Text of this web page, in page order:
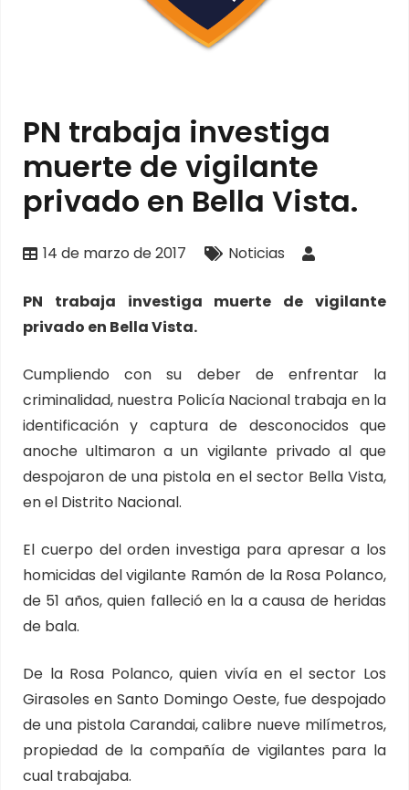
PN trabaja investiga
muerte de vigilante
privado en Bella Vista.
14 de marzo de 2017 Noticias
PN trabaja investiga muerte de vigilante
privado en Bella Vista.
Cumpliendo con su deber de enfrentar la
criminalidad, nuestra Policía Nacional trabaja en la
identificación y captura de desconocidos que
anoche ultimaron a un vigilante privado al que
despojaron de una pistola en el sector Bella Vista,
en el Distrito Nacional.
El cuerpo del orden investiga para apresar a los
homicidas del vigilante Ramón de la Rosa Polanco,
de 51 años, quien falleció en la a causa de heridas
de bala.
De la Rosa Polanco, quien vivía en el sector Los
Girasoles en Santo Domingo Oeste, fue despojado
de una pistola Carandai, calibre nueve milímetros,
propiedad de la compañía de vigilantes para la
cual trabajaba.